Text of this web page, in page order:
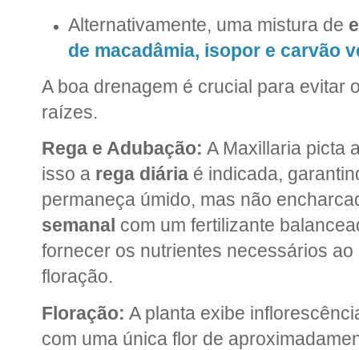
Alternativamente, uma mistura de
de macadâmia, isopor e carvão
A boa drenagem é crucial para evitar
raízes.
Rega e Adubação: A Maxillaria picta
isso a rega diária é indicada,
permaneça úmido, mas não
semanal com um fertilizante
fornecer os nutrientes necessários
floração.
Floração: A planta exibe
com uma única flor de